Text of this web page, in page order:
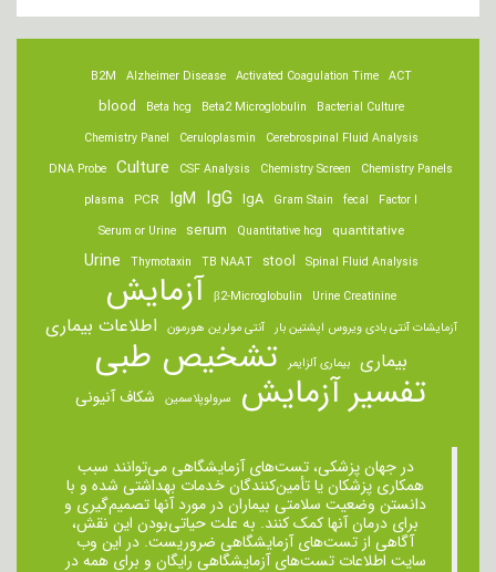
ACT
Activated Coagulation Time
Alzheimer Disease
B2M
Bacterial Culture
Beta2 Microglobulin
Beta hcg
blood
Cerebrospinal Fluid Analysis
Ceruloplasmin
Chemistry Panel
Chemistry Panels
Chemistry Screen
CSF Analysis
Culture
DNA Probe
Factor I
fecal
Gram Stain
IgA
IgG
IgM
PCR
plasma
quantitative
Quantitative hcg
serum
Serum or Urine
Spinal Fluid Analysis
stool
TB NAAT
Thymotaxin
Urine
Urine Creatinine
β2-Microglobulin آزمایش
آزمایشات آنتی بادی ویروس اپشتین بار آنتی مولرین هورمون اطلاعات بیماری
بیماری بیماری آلزایمر تشخیص طبی
تفسیر آزمایش سرولوپلاسمین شکاف آنیونی
در جهان پزشکی، تست‌های آزمایشگاهی می‌توانند سبب
همکاری پزشکان یا تأمین‌کنندگان خدمات بهداشتی شده و با
دانستن وضعیت سلامتی بیماران در مورد آنها تصمیم‌گیری و
برای درمان ‌آنها کمک کنند. به علت حیاتی‌بودن این نقش،
آگاهی از تست‌های آزمایشگاهی ضروریست. در این وب
سایت اطلاعات تست‌های آزمایشگاهی رایگان و برای همه در